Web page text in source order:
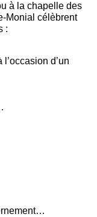
à la chapelle des
Monial célèbrent
:
d’un